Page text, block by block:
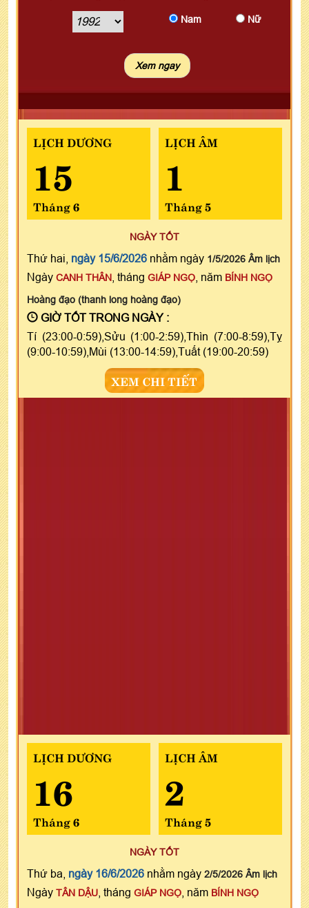
Nam Nữ
LỊCH DƯƠNG
15
Tháng 6
LỊCH ÂM
1
Tháng 5
NGÀY TỐT
Thứ hai, ngày 15/6/2026 nhằm ngày 1/5/2026 Âm lịch
Ngày CANH THÂN , tháng GIÁP NGỌ , năm BÍNH NGỌ
Hoàng đạo (thanh long hoàng đạo)
GIỜ TỐT TRONG NGÀY :
Tí (23:00-0:59),Sửu (1:00-2:59),Thìn (7:00-8:59),Tỵ
(9:00-10:59),Mùi (13:00-14:59),Tuất (19:00-20:59)
XEM CHI TIẾT
LỊCH DƯƠNG
16
Tháng 6
LỊCH ÂM
2
Tháng 5
NGÀY TỐT
Thứ ba, ngày 16/6/2026 nhằm ngày 2/5/2026 Âm lịch
Ngày TÂN DẬU , tháng GIÁP NGỌ , năm BÍNH NGỌ